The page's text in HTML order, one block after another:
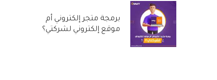
برمجة متجر إلكتروني أم
موقع إلكتروني لشركتي؟